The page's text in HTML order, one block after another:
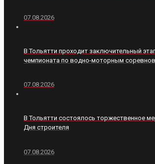
07.08.2026
В Тольятти проходит заключительный
чемпионата по водно-моторным
07.08.2026
В Тольятти состоялось торжественное
Дня строителя
07.08.2026